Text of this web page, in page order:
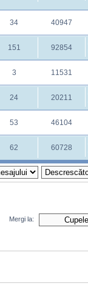
34 40947
151 92854
3 11531
24 20211
53 46104
62 60728
Mergi la: